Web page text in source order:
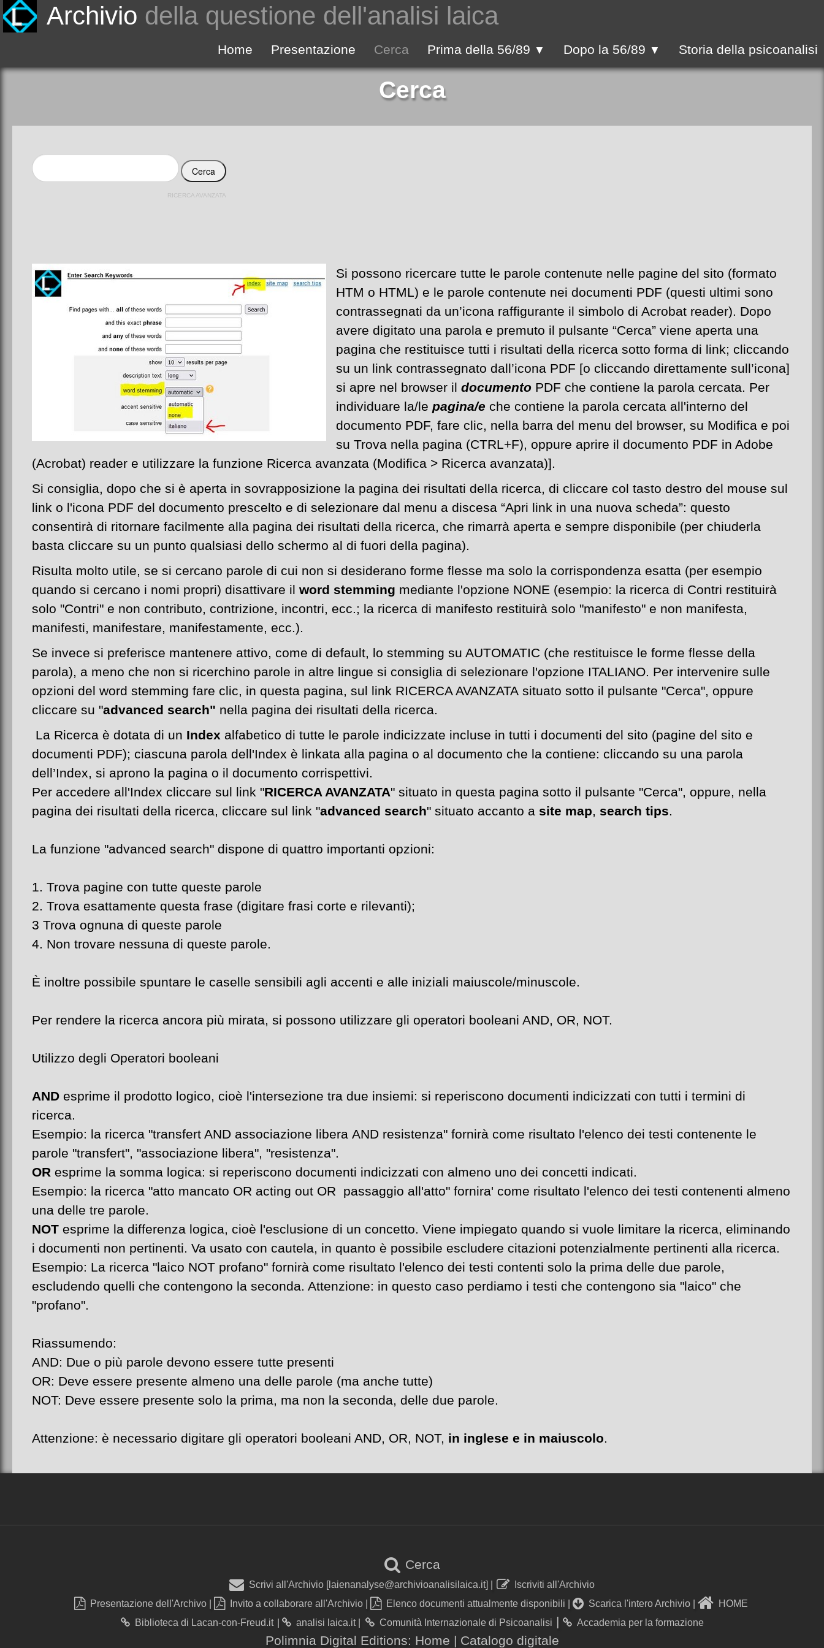
Archivio della questione dell'analisi laica
Home Presentazione Cerca Prima della 56/89 ▼ Dopo la 56/89 ▼ Storia della psicoanalisi
Cerca
RICERCA AVANZATA
Si possono ricercare tutte le parole contenute nelle pagine del sito (formato
HTM o HTML) e le parole contenute nei documenti PDF (questi ultimi sono
contrassegnati da un’icona raffigurante il simbolo di Acrobat reader). Dopo
avere digitato una parola e premuto il pulsante “Cerca” viene aperta una
pagina che restituisce tutti i risultati della ricerca sotto forma di link; cliccando
su un link contrassegnato dall’icona PDF [o cliccando direttamente sull’icona]
si apre nel browser il documento PDF che contiene la parola cercata. Per
individuare la/le pagina/e che contiene la parola cercata all'interno del
documento PDF, fare clic, nella barra del menu del browser, su Modifica e poi
su Trova nella pagina (CTRL+F), oppure aprire il documento PDF in Adobe
(Acrobat) reader e utilizzare la funzione Ricerca avanzata (Modifica > Ricerca avanzata)].
Si consiglia, dopo che si è aperta in sovrapposizione la pagina dei risultati della ricerca, di cliccare col tasto destro del mouse sul
link o l'icona PDF del documento prescelto e di selezionare dal menu a discesa “Apri link in una nuova scheda”: questo
consentirà di ritornare facilmente alla pagina dei risultati della ricerca, che rimarrà aperta e sempre disponibile (per chiuderla
basta cliccare su un punto qualsiasi dello schermo al di fuori della pagina).
Risulta molto utile, se si cercano parole di cui non si desiderano forme flesse ma solo la corrispondenza esatta (per esempio
quando si cercano i nomi propri) disattivare il word stemming mediante l'opzione NONE (esempio: la ricerca di Contri restituirà
solo "Contri" e non contributo, contrizione, incontri, ecc.; la ricerca di manifesto restituirà solo "manifesto" e non manifesta,
manifesti, manifestare, manifestamente, ecc.).
Se invece si preferisce mantenere attivo, come di default, lo stemming su AUTOMATIC (che restituisce le forme flesse della
parola), a meno che non si ricerchino parole in altre lingue si consiglia di selezionare l'opzione ITALIANO. Per intervenire sulle
opzioni del word stemming fare clic, in questa pagina, sul link RICERCA AVANZATA situato sotto il pulsante "Cerca", oppure
cliccare su "advanced search" nella pagina dei risultati della ricerca.
La Ricerca è dotata di un Index alfabetico di tutte le parole indicizzate incluse in tutti i documenti del sito (pagine del sito e
documenti PDF); ciascuna parola dell'Index è linkata alla pagina o al documento che la contiene: cliccando su una parola
dell’Index, si aprono la pagina o il documento corrispettivi.
Per accedere all'Index cliccare sul link "RICERCA AVANZATA" situato in questa pagina sotto il pulsante "Cerca", oppure, nella
pagina dei risultati della ricerca, cliccare sul link "advanced search" situato accanto a site map, search tips.
La funzione "advanced search" dispone di quattro importanti opzioni:
1. Trova pagine con tutte queste parole
2. Trova esattamente questa frase (digitare frasi corte e rilevanti);
3 Trova ognuna di queste parole
4. Non trovare nessuna di queste parole.
È inoltre possibile spuntare le caselle sensibili agli accenti e alle iniziali maiuscole/minuscole.
Per rendere la ricerca ancora più mirata, si possono utilizzare gli operatori booleani AND, OR, NOT.
Utilizzo degli Operatori booleani
AND esprime il prodotto logico, cioè l'intersezione tra due insiemi: si reperiscono documenti indicizzati con tutti i termini di
ricerca.
Esempio: la ricerca "transfert AND associazione libera AND resistenza" fornirà come risultato l'elenco dei testi contenente le
parole "transfert", "associazione libera", "resistenza".
OR esprime la somma logica: si reperiscono documenti indicizzati con almeno uno dei concetti indicati.
Esempio: la ricerca "atto mancato OR acting out OR  passaggio all'atto" fornira' come risultato l'elenco dei testi contenenti almeno
una delle tre parole.
NOT esprime la differenza logica, cioè l'esclusione di un concetto. Viene impiegato quando si vuole limitare la ricerca, eliminando
i documenti non pertinenti. Va usato con cautela, in quanto è possibile escludere citazioni potenzialmente pertinenti alla ricerca.
Esempio: La ricerca "laico NOT profano" fornirà come risultato l'elenco dei testi contenti solo la prima delle due parole,
escludendo quelli che contengono la seconda. Attenzione: in questo caso perdiamo i testi che contengono sia "laico" che
"profano".
Riassumendo:
AND: Due o più parole devono essere tutte presenti
OR: Deve essere presente almeno una delle parole (ma anche tutte)
NOT: Deve essere presente solo la prima, ma non la seconda, delle due parole.
Attenzione: è necessario digitare gli operatori booleani AND, OR, NOT, in inglese e in maiuscolo.
Cerca
Scrivi all'Archivio [laienanalyse@archivioanalisilaica.it]
Iscriviti all'Archivio
Presentazione dell'Archivo| Invito a collaborare all'Archivio| Elenco documenti attualmente disponibili Scarica l'intero Archivio|
HOME
Biblioteca di Lacan-con-Freud.it
analisi laica.it| Comunità Internazionale di Psicoanalisi | Accademia per la formazione
Polimnia Digital Editions: Home | Catalogo digitale